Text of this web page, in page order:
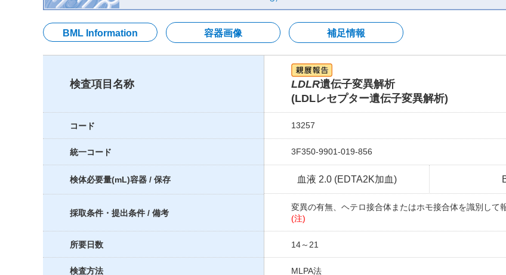
BML Information 容器画像 補足情報
検査項目名称 LDLR遺伝子変異解析
(LDLレセプター遺伝子変異解析)
コード 13257
統一コード 3F350-9901-019-856
検体必要量(mL)容器 / 保存 血液 2.0 (EDTA2K加血)
採取条件・提出条件 / 備考
変異の有無、ヘテロ接合体またはホモ接合体を識別して
(注)
所要日数 14～21
検査方法 MLPA法